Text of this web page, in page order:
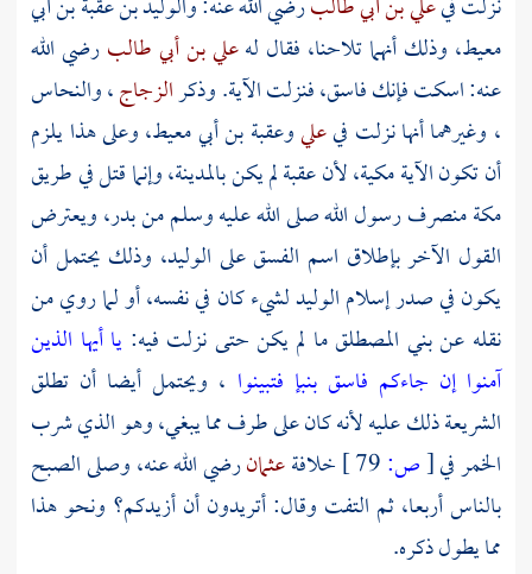
معيط، وذلك أنهما تلاحنا، فقال لهعلي بن أبي طالبرضي الله
عنه: اسكت فإنك فاسق، فنزلت الآية. وذكرالزجاج،والنحاس
، وغيرهما أنها نزلت فيعليوعقبة بن أبي معيط،وعلى هذا يلزم
أن تكون الآية مكية، لأنعقبةلم يكن بالمدينة، وإنما قتل في طريق
مكةمنصرف رسول الله صلى الله عليه وسلم منبدر،ويعترض
القول الآخر بإطلاق اسم الفسق على الوليد، وذلك يحتمل أن
يكون في صدر إسلامالوليدلشيء كان في نفسه، أو لما روي من
نقله عنبني المصطلقما لم يكن حتى نزلت فيه: يا أيها الذين
آمنوا إن جاءكم فاسق بنبإ فتبينوا ، ويحتمل أيضا أن تطلق
الشريعة ذلك عليه لأنه كان على طرف مما يبغي، وهو الذي شرب
الخمر في[ص: خلافةعثمانرضي الله عنه، وصلى الصبح
بالناس أربعا، ثم التفت وقال: أتريدون أن أزيدكم؟ ونحو هذا
مما يطول ذكره.